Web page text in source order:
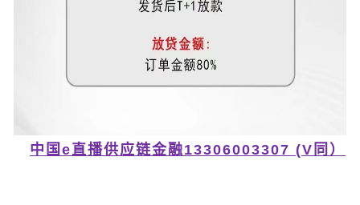
中国e直播供应链金融13306003307 (V同）